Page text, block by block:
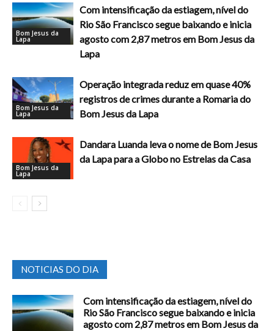
Bom Jesus da
Lapa
Com intensificação da estiagem, nível do
Rio São Francisco segue baixando e inicia
agosto com 2,87 metros em Bom Jesus da
Lapa
Bom Jesus da
Lapa
Operação integrada reduz em quase 40%
registros de crimes durante a Romaria do
Bom Jesus da Lapa
Bom Jesus da
Lapa
Dandara Luanda leva o nome de Bom Jesus
da Lapa para a Globo no Estrelas da Casa
NOTICIAS DO DIA
Com intensificação da estiagem, nível do
Rio São Francisco segue baixando e inicia
agosto com 2,87 metros em Bom Jesus da